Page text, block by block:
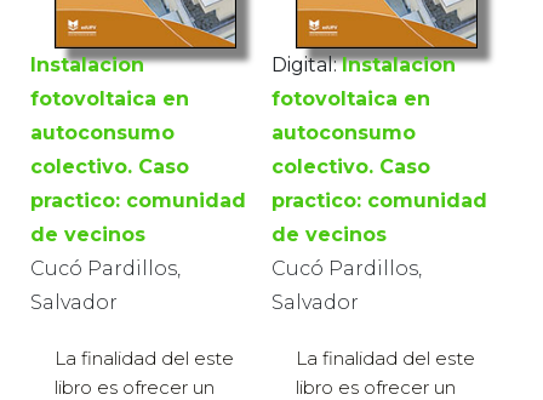
Instalacion
fotovoltaica en
autoconsumo
colectivo. Caso
practico: comunidad
de vecinos
Cucó Pardillos,
Salvador
La finalidad del este
libro es ofrecer un
Digital: Instalacion
fotovoltaica en
autoconsumo
colectivo. Caso
practico: comunidad
de vecinos
Cucó Pardillos,
Salvador
La finalidad del este
libro es ofrecer un